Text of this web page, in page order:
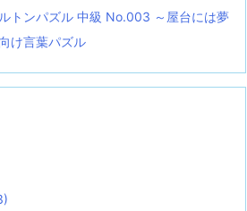
トンパズル 中級 No.003 ～屋台には夢
け言葉パズル